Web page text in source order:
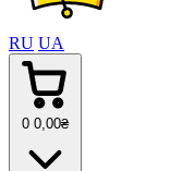
RU UA
0 0 ,00₴